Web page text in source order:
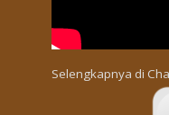
Selengkapnya di